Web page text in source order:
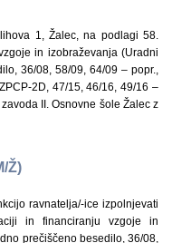
1, Žalec, na podlagi 58.
in izobraževanja (Uradni
36/08, 58/09, 64/09 – popr.,
2D, 47/15, 46/16, 49/16 –
II. Osnovne šole Žalec z
Ž)
ravnatelja/-ice izpolnjevati
in financiranju vzgoje in
prečiščeno besedilo, 36/08,